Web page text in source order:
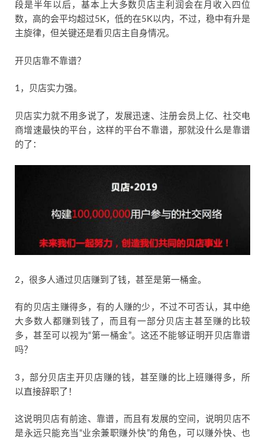
段是半年以后，基本上大多数贝店主利润会在月收入四位
数，高的会平均超过5K，低的在5K以内，不过，稳中有升是
主旋律，但关键还是看贝店主自身情况。
开贝店靠不靠谱？
1，贝店实力强。
贝店实力就不用多说了，发展迅速、注册会员上亿、社交电
商增速最快的平台，这样的平台不靠谱，那就没什么是靠谱
的了：
2，很多人通过贝店赚到了钱，甚至是第一桶金。
有的贝店主赚得多，有的人赚的少，不过不可否认，其中绝
大多数人都赚到钱了，而且有一部分贝店主甚至赚的比较
多，甚至可以视为“第一桶金”。这还不能够证明开贝店靠谱
吗？
3，部分贝店主开贝店赚的钱，甚至赚的比上班赚得多，所
以直接辞职了！
这说明贝店有前途、靠谱，而且有发展的空间，说明贝店不
是永远只能充当“业余兼职赚外快”的角色，可以赚外快、也